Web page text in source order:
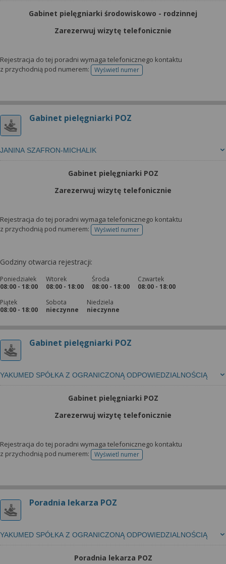
Gabinet pielęgniarki środowiskowo - rodzinnej
Zarezerwuj wizytę telefonicznie
Rejestracja do tej poradni wymaga telefonicznego kontaktu
z przychodnią pod numerem:
Wyświetl numertelefonu do rejestracji
Gabinet pielęgniarki POZ
JANINA SZAFRON-MICHALIK
Gabinet pielęgniarki POZ
Zarezerwuj wizytę telefonicznie
Rejestracja do tej poradni wymaga telefonicznego kontaktu
z przychodnią pod numerem:
Wyświetl numertelefonu do rejestracji
Godziny otwarcia rejestracji:
Poniedziałek
08:00 - 18:00
Wtorek
08:00 - 18:00
Środa
08:00 - 18:00
Czwartek
08:00 - 18:00
Piątek
08:00 - 18:00
Sobota
nieczynne
Niedziela
nieczynne
Gabinet pielęgniarki POZ
YAKUMED SPÓŁKA Z OGRANICZONĄ ODPOWIEDZIALNOŚCIĄ
Gabinet pielęgniarki POZ
Zarezerwuj wizytę telefonicznie
Rejestracja do tej poradni wymaga telefonicznego kontaktu
z przychodnią pod numerem:
Wyświetl numertelefonu do rejestracji
Poradnia lekarza POZ
YAKUMED SPÓŁKA Z OGRANICZONĄ ODPOWIEDZIALNOŚCIĄ
Poradnia lekarza POZ